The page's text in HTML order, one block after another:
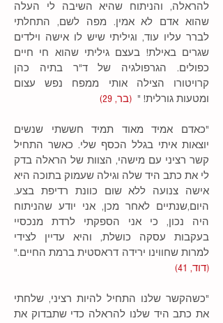
להראלה, והניתוח שהיא השיבה לי העלה
שהוא אדם לא אמין. מפה לשם, התחלתי
לברר עליו עוד, וגיליתי שיש לו אישה וילדים
שגרים באילת! בעצם גיליתי שהוא חי חיים
כפולים. הגרפולגיה של ד"ר בתיה כהן
קרויטורו הצילה אותי ממפח נפש עצום
ומטעות גורלית! " (בר, 29)
"כאדם אמיד מאוד תמיד חששתי שנשים
יוצאות איתי בגלל הכסף שלי. כאשר התחיל
קשר רציני עם מישהי, הצוות של הראלה בדק
לי את כתב היד שלה וגילה שעמוק בתוכה היא
אישה צנועה ללא שום כוונת רדיפת בצע.
היום,שנתיים לאחר מכן, אני יודע שהניתוח
היה נכון, כי אני הספקתי לרדת מנכסיי
בעקבות עסקה כושלת, והיא עדיין לצידי
למרות שחווינו ירידה דראסטית ברמת החיים."
(דוד, 41)
"כשהקשר שלנו התחיל להיות רציני, שלחתי
את כתב היד שלנו להראלה כדי שתבדוק את